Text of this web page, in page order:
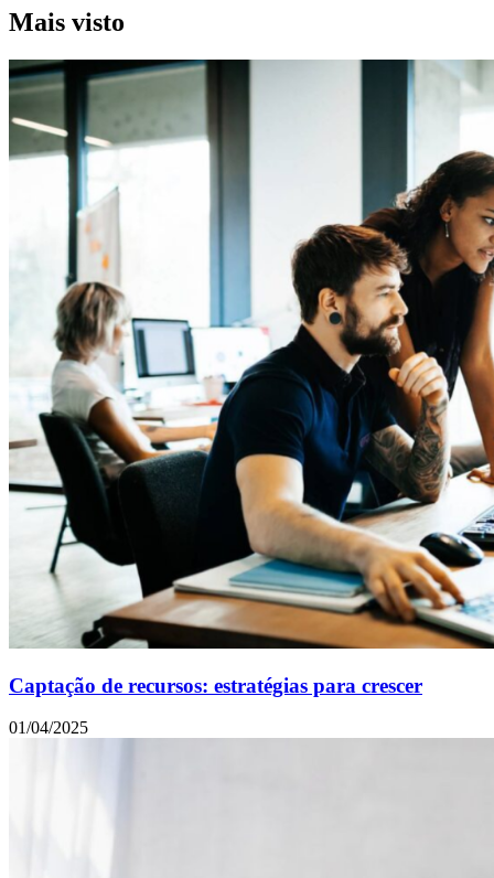
Mais visto
Captação de recursos: estratégias para crescer
01/04/2025